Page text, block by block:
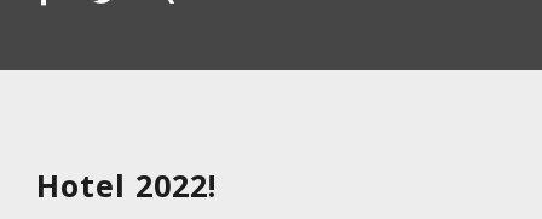
Hotel 2022!